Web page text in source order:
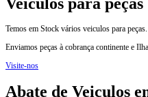
Veiculos para peças
Temos em Stock vários veiculos para peças.
Enviamos peças à cobrança continente e
Visite-nos
Abate de Veiculos